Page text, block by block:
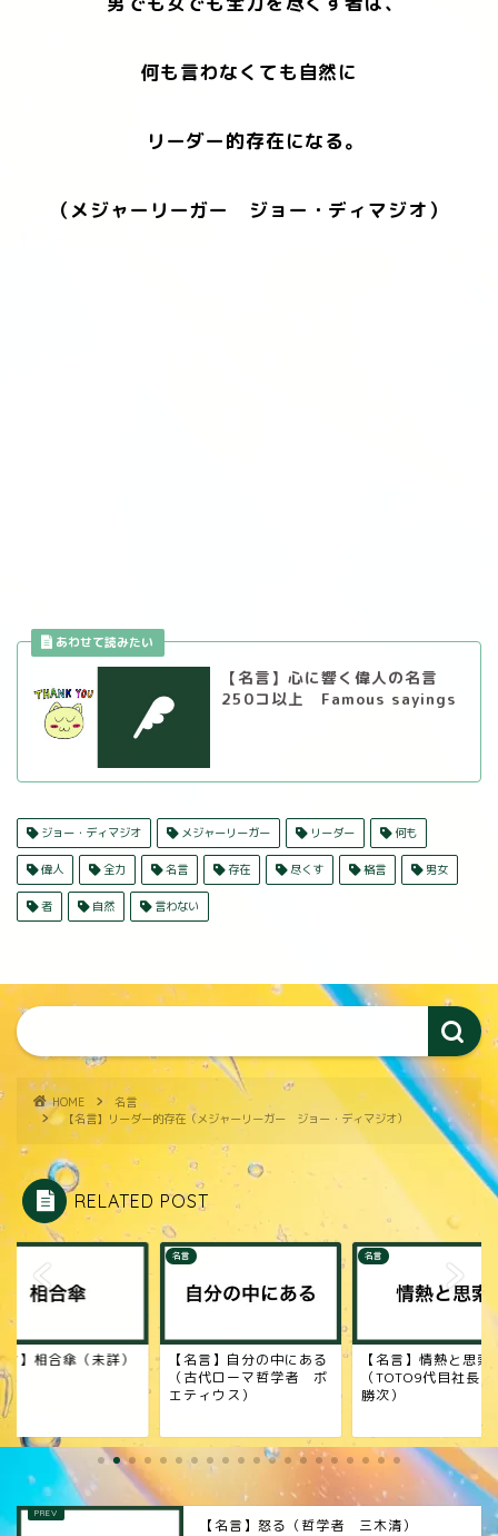
何も言わなくても自然に
リーダー的存在になる。
（メジャーリーガー ジョー・ディマジオ）
【名言】心に響く偉人の名言
250コ以上 Famous sayings
ジョー・ディマジオ メジャーリーガー リーダー 何も
偉人 全力 名言 存在 尽くす 格言 男女
者 自然 言わない
HOME
名言
【名言】リーダー的存在（メジャーリーガー ジョー・ディマジオ）
RELATED POST
】自分の中にある
代ローマ哲学者 ボ
ウス）
名言
【名言】情熱と思索
（TOTO9代目社長 山田
勝次）
名言
【名言】知恵の半分
ギリスの哲学者 フ
スコ・ベーコン）
【名言】怒る（哲学者 三木清）